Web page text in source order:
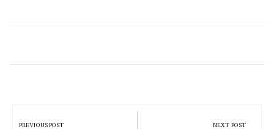
чланка
PREVIOUS POST NEXT POST